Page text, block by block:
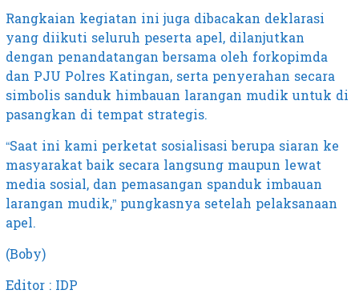
Rangkaian kegiatan ini juga dibacakan deklarasi
yang diikuti seluruh peserta apel, dilanjutkan
dengan penandatangan bersama oleh forkopimda
dan PJU Polres Katingan, serta penyerahan secara
simbolis sanduk himbauan larangan mudik untuk di
pasangkan di tempat strategis.
“Saat ini kami perketat sosialisasi berupa siaran ke
masyarakat baik secara langsung maupun lewat
media sosial, dan pemasangan spanduk imbauan
larangan mudik,” pungkasnya setelah pelaksanaan
apel.
(Boby)
Editor : IDP